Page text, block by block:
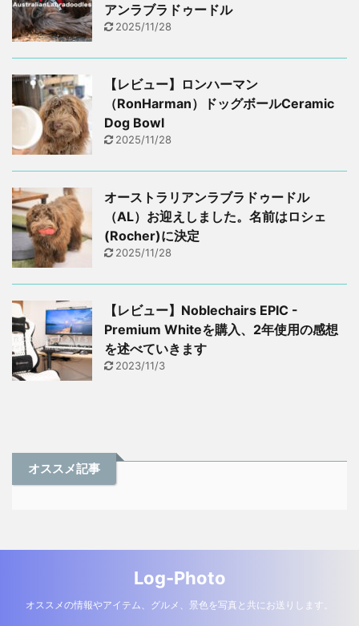
アンラブラドゥードル
2025/11/28
【レビュー】ロンハーマン
（RonHarman）ドッグボールCeramic
Dog Bowl
2025/11/28
オーストラリアンラブラドゥードル
（AL）お迎えしました。名前はロシェ
(Rocher)に決定
2025/11/28
【レビュー】Noblechairs EPIC -
Premium Whiteを購入、2年使用の感想
を述べていきます
2023/11/3
オススメ記事
Log-Photo
オススメの情報やアイテム、グルメ、景色を写真と共にお送りします。